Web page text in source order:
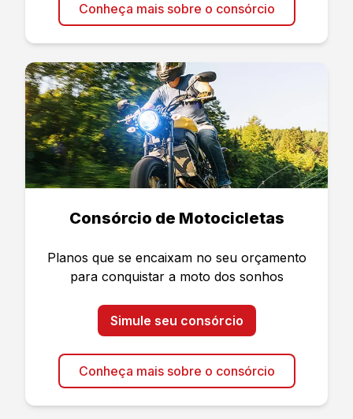
Conheça mais sobre o consórcio
Consórcio de Motocicletas
Planos que se encaixam no seu orçamento
para conquistar a moto dos sonhos
Simule seu consórcio
Conheça mais sobre o consórcio